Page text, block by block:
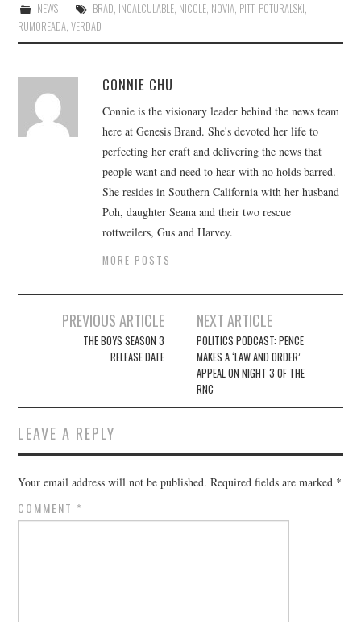
NEWS BRAD, INCALCULABLE, NICOLE, NOVIA, PITT, POTURALSKI,
RUMOREADA,VERDAD
CONNIE CHU
Connie is the visionary leader behind the news team
here at Genesis Brand. She's devoted her life to
perfecting her craft and delivering the news that
people want and need to hear with no holds barred.
She resides in Southern California with her husband
Poh, daughter Seana and their two rescue
rottweilers, Gus and Harvey.
MORE POSTS
navigation
PREVIOUS ARTICLE
THE BOYS SEASON 3
RELEASE DATE
NEXT ARTICLE
POLITICS PODCAST: PENCE
MAKES A ‘LAW AND ORDER’
APPEAL ON NIGHT 3 OF THE
RNC
LEAVE A REPLY
Your email address will not be published. Required fields are marked *
COMMENT *